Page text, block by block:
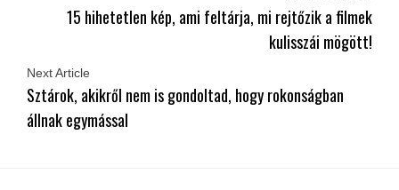
15 hihetetlen kép, ami feltárja, mi rejtőzik a filmek
kulisszái mögött!
Next Article
Sztárok, akikről nem is gondoltad, hogy rokonságban
állnak egymással